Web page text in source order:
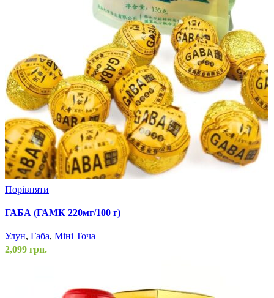
Порівняти
ГАБА (ГАМК 220мг/100 г)
Улун, Габа, Міні Точа
2,099 грн.